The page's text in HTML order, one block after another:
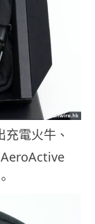
電火牛、
AeroActive